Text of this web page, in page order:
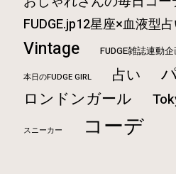
FUDGE.jp12星座×血液型
Vintage FUDGE雑誌連動
本日のFUDGE GIRL 占い
ロンドンガール
スニーカー コーデ